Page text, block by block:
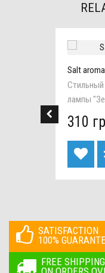
Salt
Стильный
лампы
310
SATISFACTION
100%
FREE SHIPPING